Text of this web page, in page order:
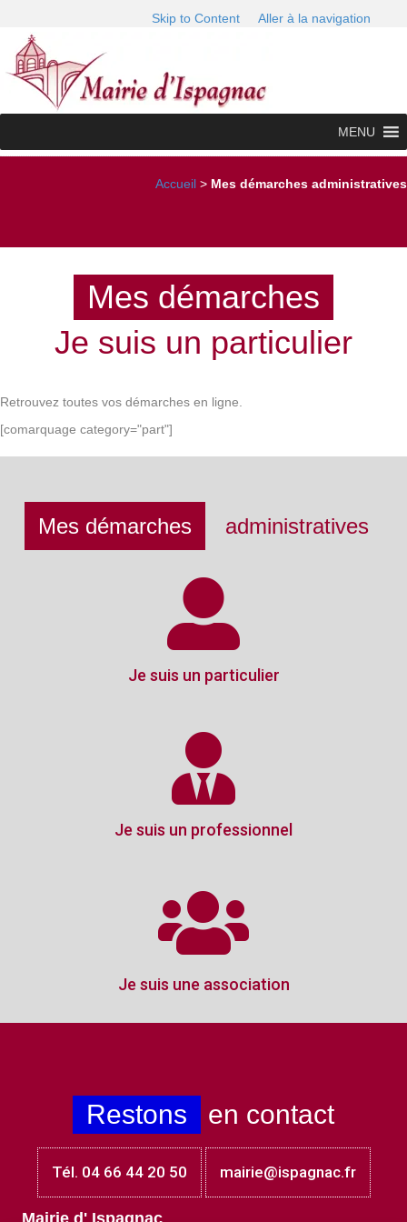
Skip to Content Aller à la navigation
MENU
Accueil > Mes démarches administratives
Mes démarches
Je suis un particulier
Retrouvez toutes vos démarches en ligne.
[comarquage category="part"]
Mes démarches administratives
Je suis un particulier
Je suis un professionnel
Je suis une association
Restons en contact
Tél. 04 66 44 20 50 mairie@ispagnac.fr
Mairie d' Ispagnac